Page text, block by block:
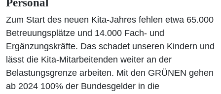
Personal
Zum Start des neuen Kita-Jahres fehlen etwa 65.000
Betreuungsplätze und 14.000 Fach- und
Ergänzungskräfte. Das schadet unseren Kindern und
lässt die Kita-Mitarbeitenden weiter an der
Belastungsgrenze arbeiten. Mit den GRÜNEN gehen
ab 2024 100% der Bundesgelder in die